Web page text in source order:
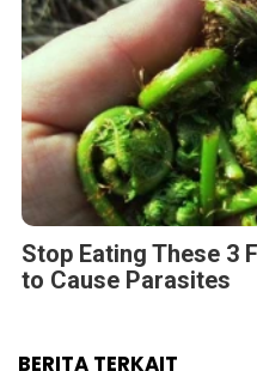
Stop Eating These 3
to Cause Parasites
BERITA TERKAIT